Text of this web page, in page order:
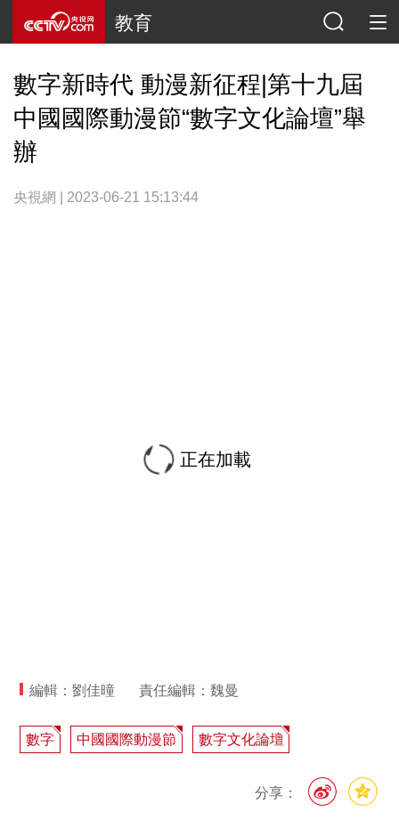
教育
數字新時代 動漫新征程|第十九屆
中國國際動漫節“數字文化論壇”舉
辦
央視網 | 2023-06-21 15:13:44
正在加載
編輯：劉佳曈 責任編輯：魏曼
數字 中國國際動漫節 數字文化論壇
分享：